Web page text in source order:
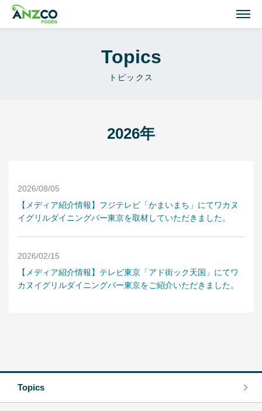
Lamb Recipes
ラム肉のおすすめレシピ
おいしい情報
Topics
トピックス
About ANZCO Foods
お役立ち資料
Topics
トピックス
2026年
2026/08/05
【メディア紹介情報】フジテレビ「かまいまち」にてワカヌ
イグリルダイニングバー東京を取材していただきました。
2026/02/15
【メディア紹介情報】テレビ東京「アド街ック天国」にてワ
カヌイグリルダイニングバー東京をご紹介いただきました。
Topics